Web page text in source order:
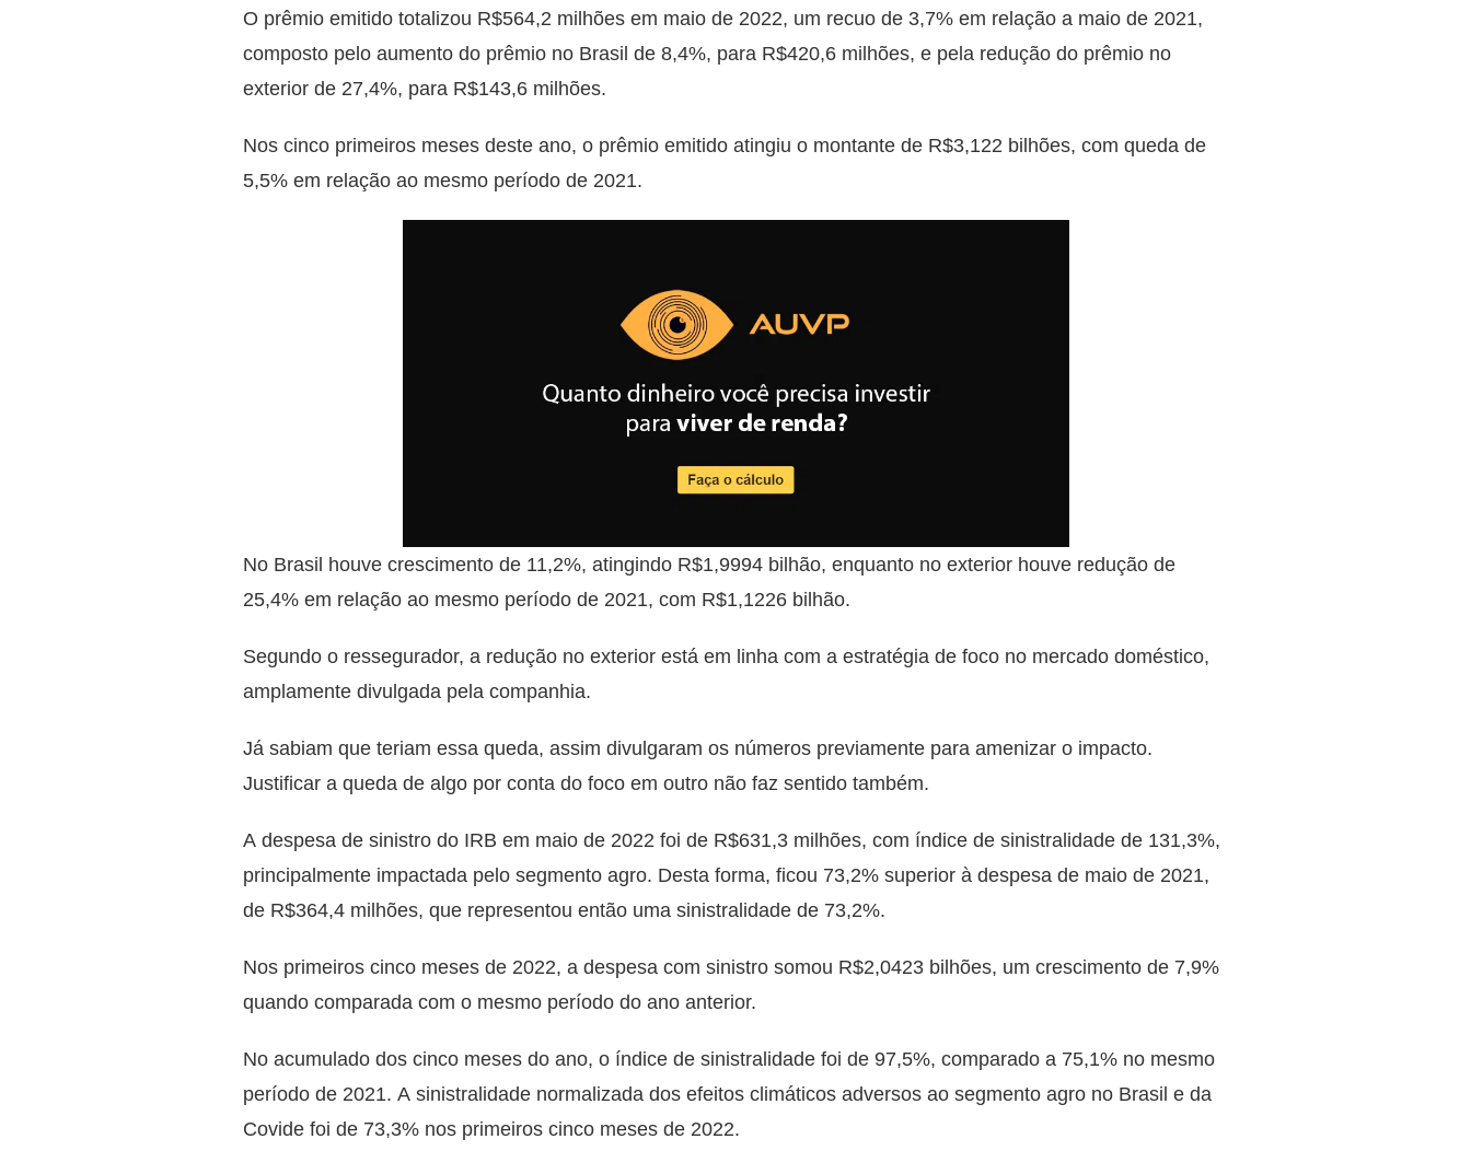
O prêmio emitido totalizou R$564,2 milhões em maio de 2022, um recuo de 3,7% em relação a maio de 2021,
composto pelo aumento do prêmio no Brasil de 8,4%, para R$420,6 milhões, e pela redução do prêmio no
exterior de 27,4%, para R$143,6 milhões.
Nos cinco primeiros meses deste ano, o prêmio emitido atingiu o montante de R$3,122 bilhões, com queda de
5,5% em relação ao mesmo período de 2021.
No Brasil houve crescimento de 11,2%, atingindo R$1,9994 bilhão, enquanto no exterior houve redução de
25,4% em relação ao mesmo período de 2021, com R$1,1226 bilhão.
Segundo o ressegurador, a redução no exterior está em linha com a estratégia de foco no mercado doméstico,
amplamente divulgada pela companhia.
Já sabiam que teriam essa queda, assim divulgaram os números previamente para amenizar o impacto.
Justificar a queda de algo por conta do foco em outro não faz sentido também.
A despesa de sinistro do IRB em maio de 2022 foi de R$631,3 milhões, com índice de sinistralidade de 131,3%,
principalmente impactada pelo segmento agro. Desta forma, ficou 73,2% superior à despesa de maio de 2021,
de R$364,4 milhões, que representou então uma sinistralidade de 73,2%.
Nos primeiros cinco meses de 2022, a despesa com sinistro somou R$2,0423 bilhões, um crescimento de 7,9%
quando comparada com o mesmo período do ano anterior.
No acumulado dos cinco meses do ano, o índice de sinistralidade foi de 97,5%, comparado a 75,1% no mesmo
período de 2021. A sinistralidade normalizada dos efeitos climáticos adversos ao segmento agro no Brasil e da
Covide foi de 73,3% nos primeiros cinco meses de 2022.